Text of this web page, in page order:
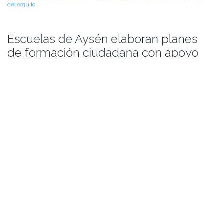
del orgullo
Escuelas de Aysén elaboran planes
de formación ciudadana con apoyo